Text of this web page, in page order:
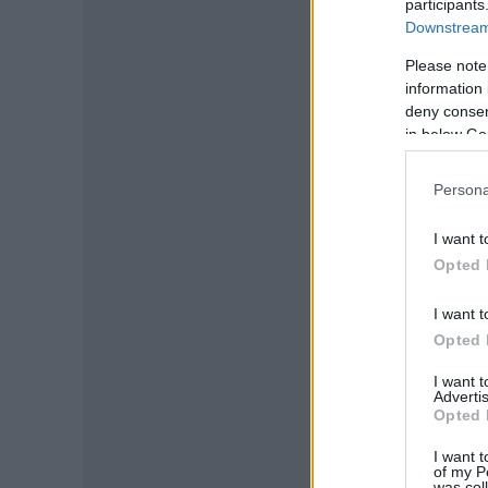
Please
information
deny
in below
I want
Opted
I want
Opted
I want
Opted
I want
of my